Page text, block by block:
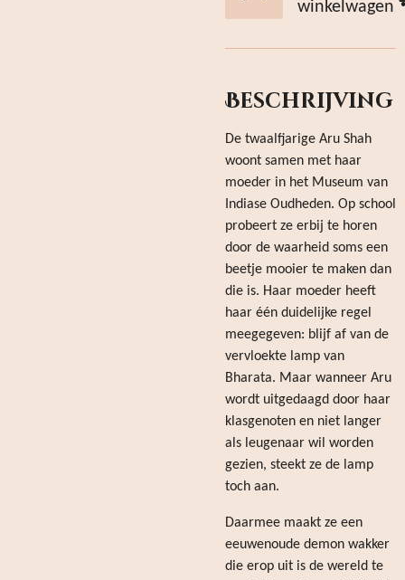
winkelwagen
Beschrijving
De twaalfjarige Aru Shah
woont samen met haar
moeder in het Museum van
Indiase Oudheden. Op school
probeert ze erbij te horen
door de waarheid soms een
beetje mooier te maken dan
die is. Haar moeder heeft
haar één duidelijke regel
meegegeven: blijf af van de
vervloekte lamp van
Bharata. Maar wanneer Aru
wordt uitgedaagd door haar
klasgenoten en niet langer
als leugenaar wil worden
gezien, steekt ze de lamp
toch aan.
Daarmee maakt ze een
eeuwenoude demon wakker
die erop uit is de wereld te